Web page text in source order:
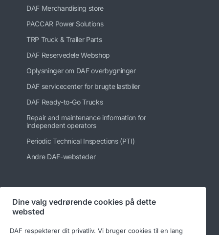
DAF Merchandising store
PACCAR Power Solutions
TRP Truck & Trailer Parts
DAF Reservedele Webshop
Oplysninger om DAF overbygninger
DAF servicecenter for brugte lastbiler
DAF Ready-to-Go Trucks
Repair and maintenance information for
independent operators
Periodic Technical Inspections (PTI)
Andre DAF-websteder
Følg os på
Dine valg vedrørende cookies på dette
websted
DAF respekterer dit privatliv. Vi bruger cookies til en lang